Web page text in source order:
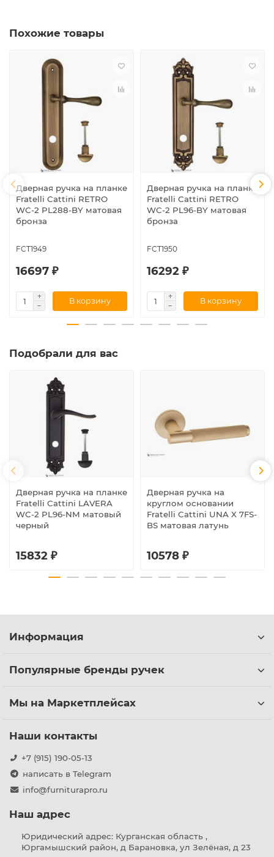
Похожие товары
Дверная ручка на планке
Fratelli Cattini RETRO
WC-2 PL288-BY матовая
бронза
FCT1949
16697 ₽
В корзину
Дверная ручка на планке
Fratelli Cattini RETRO
WC-2 PL96-BY матовая
бронза
FCT1950
16292 ₽
В корзину
Подобрали для вас
Дверная ручка на планке
Fratelli Cattini LAVERA
WC-2 PL96-NM матовый
черный
15832 ₽
Дверная ручка на
круглом основании
Fratelli Cattini UNA X 7FS-
BS матовая латунь
10578 ₽
Информация
Популярные бренды ручек
Мы на Маркетплейсах
Наши контакты
+7 (915) 190-05-13
написать в Telegram
info@furniturapro.ru
Наш адрес
Юридический адрес: Курганская область ,
Юргамышский район, д Барановка, ул Зелёная, д 23